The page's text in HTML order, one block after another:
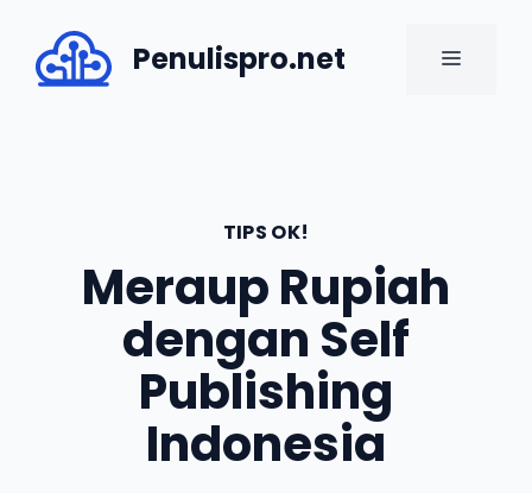
content
Penulispro.net MENU
TIPS OK!
Meraup Rupiah
dengan Self
Publishing
Indonesia